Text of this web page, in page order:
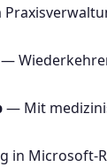
—
— Mit
in Microsoft-